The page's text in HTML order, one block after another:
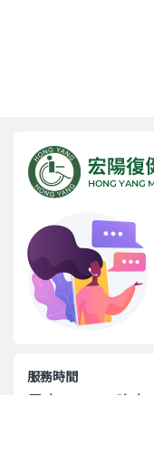
服務時間
早上 9:00 ~ 晚上